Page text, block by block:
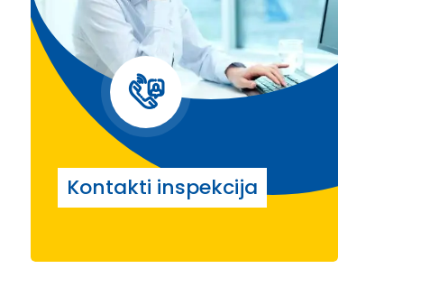
Kontakti inspekcija